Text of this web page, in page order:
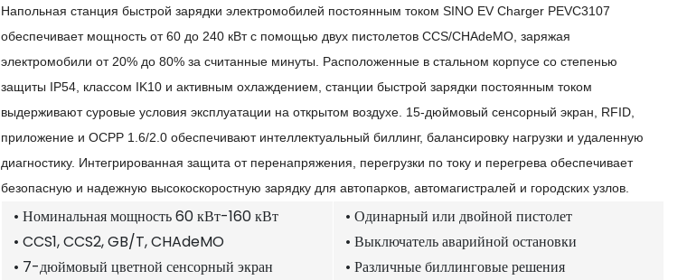
Напольная станция быстрой зарядки электромобилей постоянным током SINO EV Charger PEVC3107
обеспечивает мощность от 60 до 240 кВт с помощью двух пистолетов CCS/CHAdeMO, заряжая
электромобили от 20% до 80% за считанные минуты. Расположенные в стальном корпусе со степенью
защиты IP54, классом IK10 и активным охлаждением, станции быстрой зарядки постоянным током
выдерживают суровые условия эксплуатации на открытом воздухе. 15-дюймовый сенсорный экран, RFID,
приложение и OCPP 1.6/2.0 обеспечивают интеллектуальный биллинг, балансировку нагрузки и удаленную
диагностику. Интегрированная защита от перенапряжения, перегрузки по току и перегрева обеспечивает
безопасную и надежную высокоскоростную зарядку для автопарков, автомагистралей и городских узлов.
• Номинальная мощность 60 кВт-160 кВт
• CCS1, CCS2, GB/T, CHAdeMO
• 7-дюймовый цветной сенсорный экран
• Одинарный или двойной пистолет
• Выключатель аварийной остановки
• Различные биллинговые решения